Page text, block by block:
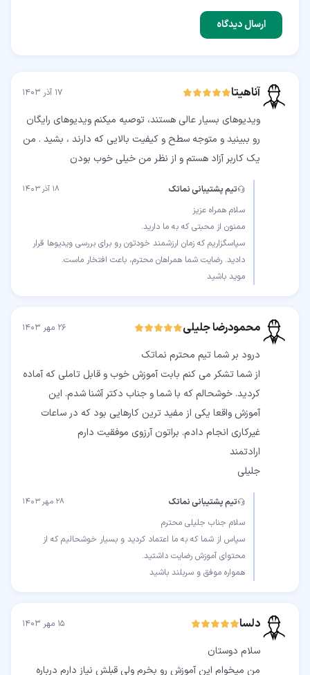
ارسال دیدگاه
آناهیتا ۱۷ آذر ۱۴۰۳
ویدیوهای بسیار عالی هستند، توصیه میکنم ویدیوهای رایگان
رو ببینید و متوجه سطح و کیفیت بالایی که دارند ، بشید . من
یک کاربر آزاد هستم و از نظر من خیلی خوب بودن
تیم پشتیبانی نماتک ۱۸ آذر ۱۴۰۳
سپاسگزاریم که زمان ارزشمند خودتون رو برای بررسی ویدیوها قرار
موید باشید
محمودرضا جلیلی ۲۶ مهر ۱۴۰۳
از شما تشکر می کنم بابت آموزش خوب و قابل تاملی که آماده
کردید. خوشحالم که با شما و جناب دکتر آشنا شدم. این
آموزش واقعا یکی از مفید ترین کارهایی بود که در ساعات
جلیلی
تیم پشتیبانی نماتک ۲۸ مهر ۱۴۰۳
سپاس از شما که به ما اعتماد کردید و بسیار خوشحالیم که از
همواره موفق و سربلند باشید
دلسا ۱۵ مهر ۱۴۰۳
من میخوام این آموزش رو بخرم ولی قبلش نیاز دارم درباره